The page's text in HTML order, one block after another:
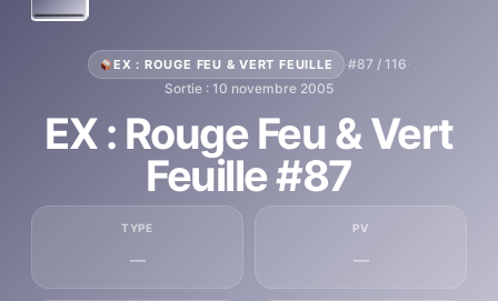
EX : ROUGE FEU & VERT FEUILLE ·#87 / 116·
Sortie : 10 novembre 2005
EX : Rouge Feu & Vert
Feuille #87
TYPE
—
PV
—